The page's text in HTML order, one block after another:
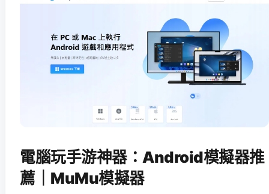
電腦玩手游神器：Android模擬器推
薦｜MuMu模擬器